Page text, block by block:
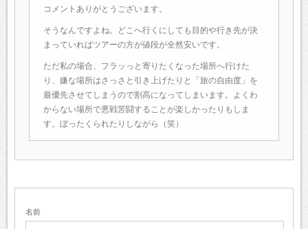
コメントありがとうございます。
そうなんですよね。どこへ行くにしても目的や行き先が決
まっていればツアーの方が値段が全然安いです。
ただ私の場合、フラッっと寄りたくなった場所へ行けた
り、嫌な場所はさっさと引き上げたりと「旅の自由度」を
最優先させてしまうので割高になってしまいます。よくわ
からない場所で悪戦苦闘することが楽しかったりもしま
す。ぼったくられたりしながら（笑）
名前